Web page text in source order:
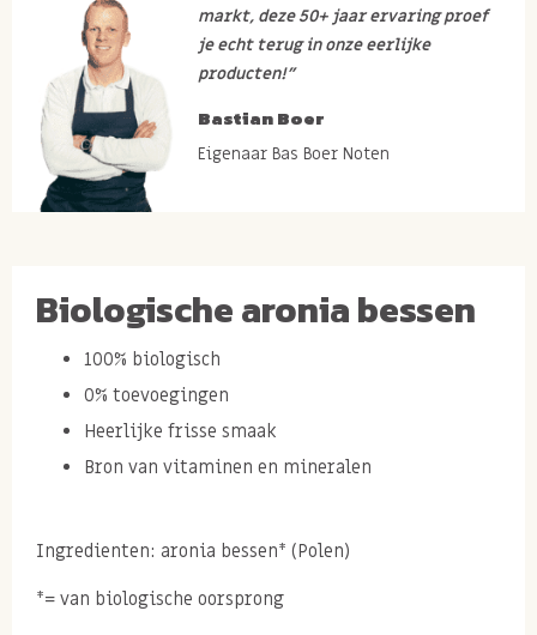
markt, deze 50+ jaar ervaring proef
je echt terug in onze eerlijke
producten!”
Bastian Boer
Eigenaar Bas Boer Noten
Biologische aronia bessen
100% biologisch
0% toevoegingen
Heerlijke frisse smaak
Bron van vitaminen en mineralen
Ingredienten: aronia bessen* (Polen)
*= van biologische oorsprong